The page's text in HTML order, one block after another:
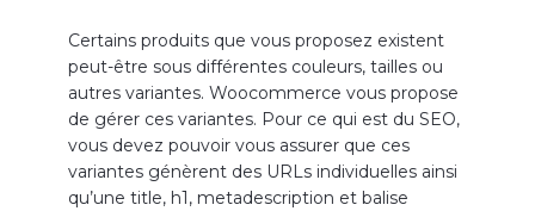
Certains produits que vous proposez existent
peut-être sous différentes couleurs, tailles ou
autres variantes. Woocommerce vous propose
de gérer ces variantes. Pour ce qui est du SEO,
vous devez pouvoir vous assurer que ces
variantes génèrent des URLs individuelles ainsi
qu’une title, h1, metadescription et balise